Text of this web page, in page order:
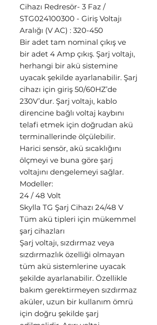
Cihazı Redresör- 3 Faz /
STG024100300 - Giriş Voltajı
Aralığı (V AC) : 320-450
Bir adet tam nominal çıkış ve
bir adet 4 Amp çıkış. Şarj voltajı,
herhangi bir akü sistemine
uyacak şekilde ayarlanabilir. Şarj
cihazı için giriş 50/60HZ’de
230V’dur. Şarj voltajı, kablo
direncine bağlı voltaj kaybını
telafi etmek için doğrudan akü
terminallerinde ölçülebilir.
Harici sensör, akü sıcaklığını
ölçmeyi ve buna göre şarj
voltajını dengelemeyi sağlar.
Modeller:
24 / 48 Volt
Skylla TG Şarj Cihazı 24/48 V
Tüm akü tipleri için mükemmel
şarj cihazları
Şarj voltajı, sızdırmaz veya
sızdırmazlık özelliği olmayan
tüm akü sistemlerine uyacak
şekilde ayarlanabilir. Özellikle
bakım gerektirmeyen sızdırmaz
aküler, uzun bir kullanım ömrü
için doğru şekilde şarj